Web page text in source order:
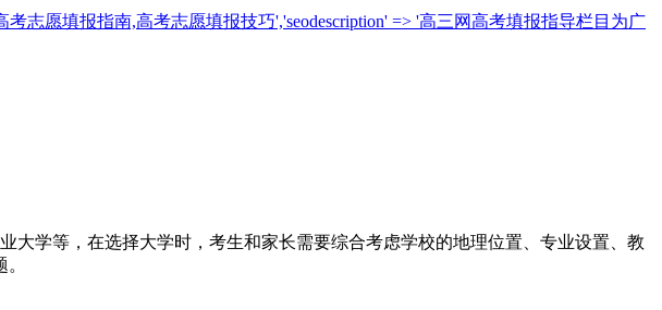
志愿填报指南,高考志愿填报技巧','seodescription' => '高三网高考填报指导栏目为广
学等，在选择大学时，考生和家长需要综合考虑学校的地理位置、专业设置、教